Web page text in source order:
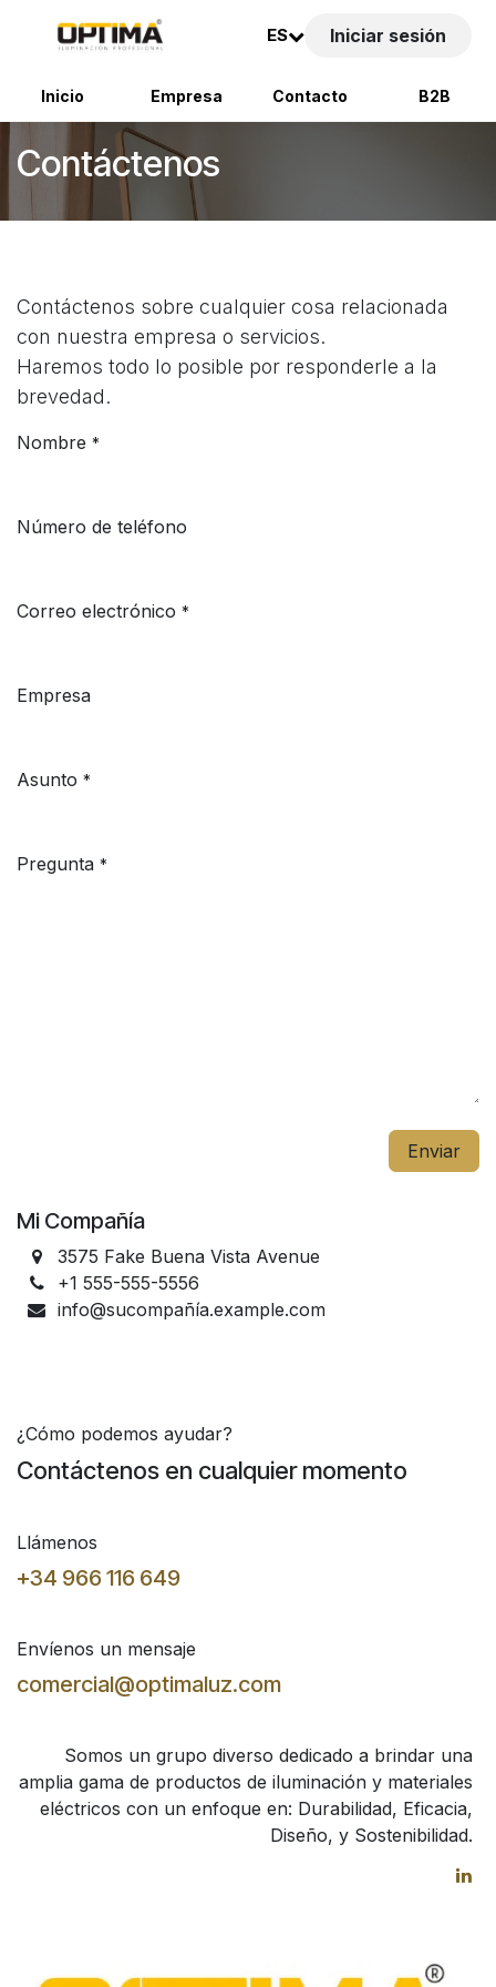
Ir al contenido
ES Iniciar sesión
Inicio Empresa Contacto B2B
Contáctenos
Contáctenos sobre cualquier cosa relacionada
con nuestra empresa o servicios.
Haremos todo lo posible por responderle a la
brevedad.
Nombre *
Número de teléfono
Correo electrónico *
Empresa
Asunto *
Pregunta *
Enviar
Mi Compañía
3575 Fake Buena Vista Avenue
+1 555-555-5556
info@sucompañía.example.com
¿Cómo podemos ayudar?
Contáctenos en cualquier momento
Llámenos
+34 966 116 649
Envíenos un mensaje
comercial@optimaluz.com
Somos un grupo diverso dedicado a brindar una
amplia gama de productos de iluminación y materiales
eléctricos con un enfoque en: Durabilidad, Eficacia,
Diseño, y Sostenibilidad.